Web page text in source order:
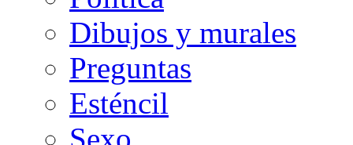
Dibujos y murales
Preguntas
Esténcil